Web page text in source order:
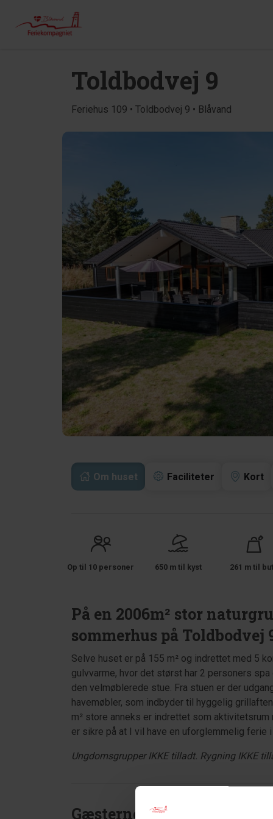
Toldbodvej 9
Feriehus 109 • Toldbodvej 9 • Blåvand
Om huset Faciliteter Kort
Op til 10 personer 650 m til kyst 261 m til
På en 2006m² stor
sommerhus på Toldbodvej
Selve huset er på 155 m² og indrettet med 5
gulvvarme, hvor det størst har 2 personers
den velmøblerede stue. Fra stuen er der
havemøbler, som indbyder til hyggelig
m² store anneks er indrettet som
er sikre på at I vil have en uforglemmelig ferie
Ungdomsgrupper IKKE tilladt. Rygning IKKE
Gæsterne siger